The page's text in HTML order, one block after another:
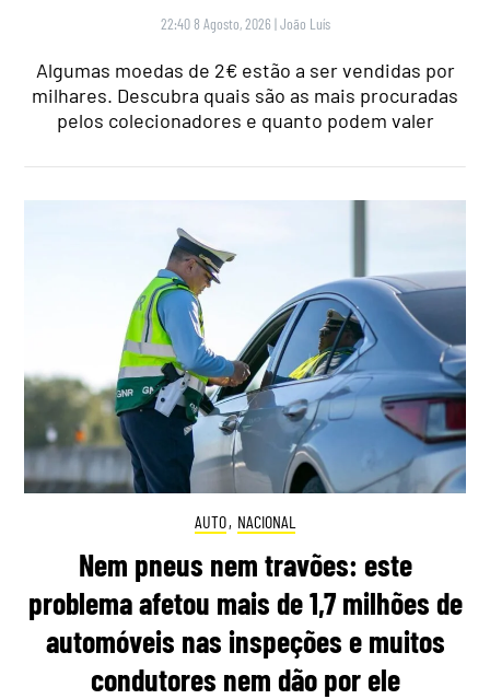
22:40 8 Agosto, 2026 |João Luís
Algumas moedas de 2€ estão a ser vendidas por
milhares. Descubra quais são as mais procuradas
pelos colecionadores e quanto podem valer
AUTO, NACIONAL
Nem pneus nem travões: este
problema afetou mais de 1,7 milhões de
automóveis nas inspeções e muitos
condutores nem dão por ele